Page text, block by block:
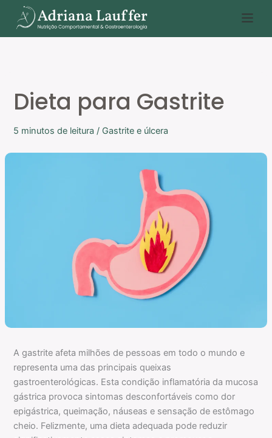
para
o
Dieta para Gastrite
5 minutos de leitura / Gastrite e úlcera
A gastrite afeta milhões de pessoas em todo o mundo e
representa uma das principais queixas
gastroenterológicas. Esta condição inflamatória da mucosa
gástrica provoca sintomas desconfortáveis como dor
epigástrica, queimação, náuseas e sensação de estômago
cheio. Felizmente, uma dieta adequada pode reduzir
e
a